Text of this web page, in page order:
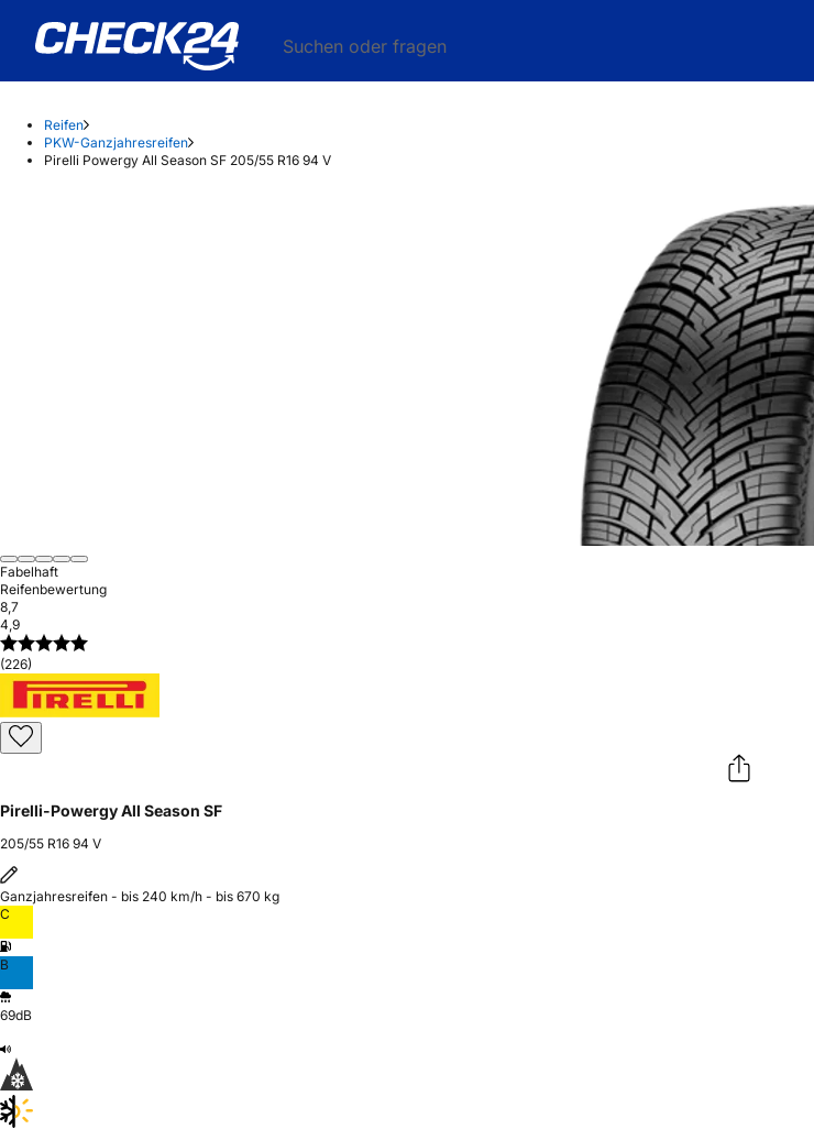
Suchen oder fragen
Reifen
PKW-Ganzjahresreifen
Pirelli Powergy All Season SF 205/55 R16 94 V
Fabelhaft
Reifenbewertung
8,7
4,9
(226)
Pirelli-Powergy All Season SF
205/55 R16 94 V
Ganzjahresreifen - bis 240 km/h - bis 670 kg
C
B
69dB